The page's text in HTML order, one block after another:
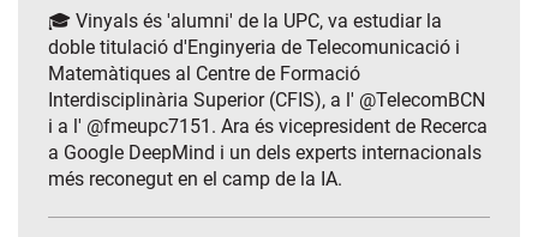
🎓 Vinyals és 'alumni' de la UPC, va estudiar la
doble titulació d'Enginyeria de Telecomunicació i
Matemàtiques al Centre de Formació
Interdisciplinària Superior (CFIS), a l' ‪@TelecomBCN‬
i a l' ‪@fmeupc7151‬. Ara és vicepresident de Recerca
a Google DeepMind i un dels experts internacionals
més reconegut en el camp de la IA.